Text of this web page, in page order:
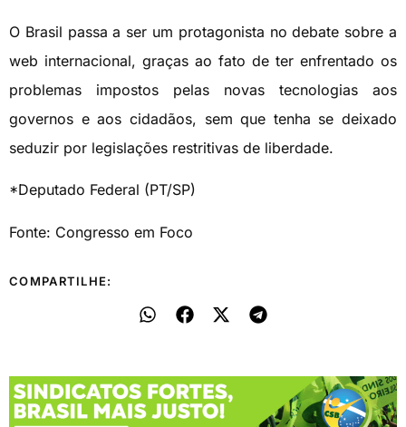
O Brasil passa a ser um protagonista no debate sobre a
web internacional, graças ao fato de ter enfrentado os
problemas impostos pelas novas tecnologias aos
governos e aos cidadãos, sem que tenha se deixado
seduzir por legislações restritivas de liberdade.
*Deputado Federal (PT/SP)
Fonte: Congresso em Foco
COMPARTILHE: